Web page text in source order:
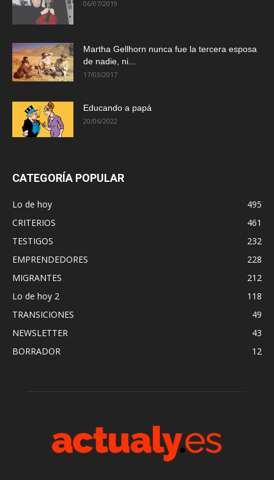
06/07/2019
Martha Gellhorn nunca fue la tercera esposa
de nadie, ni...
17/03/2017
Educando a papá
20/06/2022
CATEGORÍA POPULAR
Lo de hoy
495
CRITERIOS
461
TESTIGOS
232
EMPRENDEDORES
228
MIGRANTES
212
Lo de hoy 2
118
TRANSICIONES
49
NEWSLETTER
43
BORRADOR
12